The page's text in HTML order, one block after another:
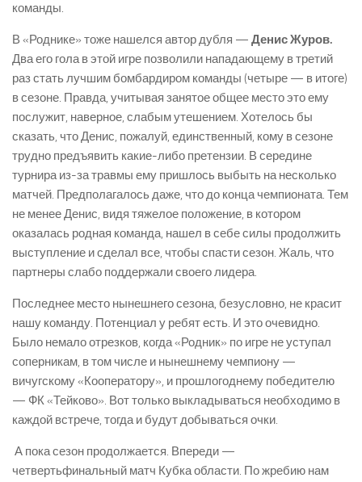
команды.
В «Роднике» тоже нашелся автор дубля — Денис Журов.
Два его гола в этой игре позволили нападающему в третий
раз стать лучшим бомбардиром команды (четыре — в итоге)
в сезоне. Правда, учитывая занятое общее место это ему
послужит, наверное, слабым утешением. Хотелось бы
сказать, что Денис, пожалуй, единственный, кому в сезоне
трудно предъявить какие-либо претензии. В середине
турнира из-за травмы ему пришлось выбыть на несколько
матчей. Предполагалось даже, что до конца чемпионата. Тем
не менее Денис, видя тяжелое положение, в котором
оказалась родная команда, нашел в себе силы продолжить
выступление и сделал все, чтобы спасти сезон. Жаль, что
партнеры слабо поддержали своего лидера.
Последнее место нынешнего сезона, безусловно, не красит
нашу команду. Потенциал у ребят есть. И это очевидно.
Было немало отрезков, когда «Родник» по игре не уступал
соперникам, в том числе и нынешнему чемпиону —
вичугскому «Кооператору», и прошлогоднему победителю
— ФК «Тейково». Вот только выкладываться необходимо в
каждой встрече, тогда и будут добываться очки.
А пока сезон продолжается. Впереди —
четвертьфинальный матч Кубка области. По жребию нам